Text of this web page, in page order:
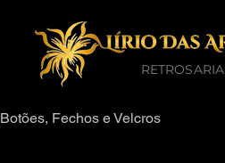
RETROSARIA
Botões, Fechos e Velcros